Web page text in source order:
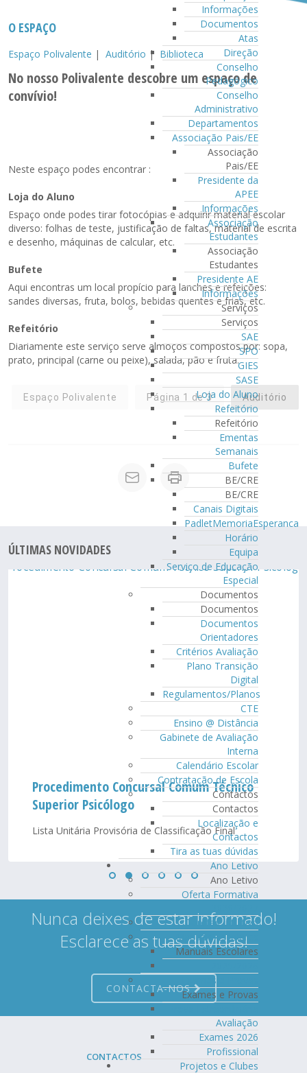
Informações
Documentos
Atas
Direção
Conselho
Pedagógico
Conselho
Administrativo
Departamentos
Associação Pais/EE
Associação
Pais/EE
Presidente da
APEE
Informações
Associação
Estudantes
Associação
Estudantes
Presidente AE
Informações
Serviços
Serviços
SAE
SPO
GIES
SASE
Loja do Aluno
Refeitório
Refeitório
Ementas
Semanais
Bufete
BE/CRE
BE/CRE
Canais Digitais
PadletMemoriaEsperanca
Horário
Equipa
Serviço de Educação
Especial
Documentos
Documentos
Documentos
Orientadores
Critérios Avaliação
Plano Transição
Digital
Regulamentos/Planos
CTE
Ensino @ Distância
Gabinete de Avaliação
Interna
Calendário Escolar
Contratação de Escola
Contactos
Contactos
Localização e
Contactos
Tira as tuas dúvidas
Ano Letivo
Ano Letivo
Oferta Formativa
Tarefas Intuitivo
Manuais Escolares
Manuais Escolares
Exames e Provas
Exames e Provas
Avaliação
Exames 2026
Profissional
Projetos e Clubes
O ESPAÇO
Espaço Polivalente | Auditório | Biblioteca
No nosso Polivalente descobre um espaço de
convívio!
Neste espaço podes encontrar :
Loja do Aluno
Espaço onde podes tirar fotocópias e adquirir material escolar
diverso: folhas de teste, justificação de faltas, material de escrita
e desenho, máquinas de calcular, etc.
Bufete
Aqui encontras um local propício para lanches e refeições:
sandes diversas, fruta, bolos, bebidas quentes e frias, etc.
Refeitório
Diariamente este serviço serve almoços compostos por: sopa,
prato, principal (carne ou peixe), salada, pão e fruta.
Espaço Polivalente Página 1 de 3 Auditório
ÚLTIMAS NOVIDADES
Procedimento Concursal Comum Técnico
Superior Psicólogo
Lista Unitária Provisória de Classificação Final
Nunca deixes de estar informado!
Esclarece as tuas dúvidas!
CONTACTA-NOS
CONTACTOS